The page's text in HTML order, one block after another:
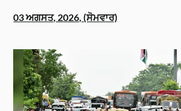
03 ਅਗਸਤ, 2026, (ਸੋਮਵਾਰ)